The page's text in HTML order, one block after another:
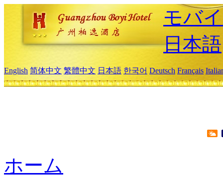
モバ
日本語
English 简体中文 繁體中文 日本語 한국어 Deutsch Français
ホーム